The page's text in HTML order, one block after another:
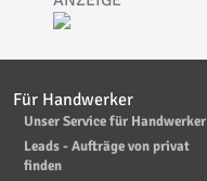
Für Handwerker
Unser Service für Handwerker
Leads - Aufträge von privat
finden